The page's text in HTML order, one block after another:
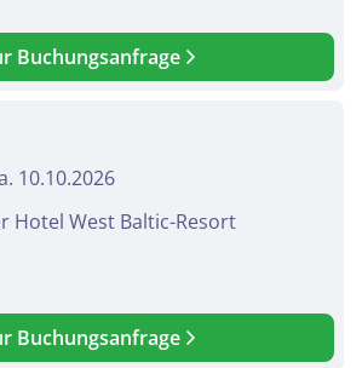
Buchungsanfrage
10.10.2026
Hotel West Baltic-Resort
Buchungsanfrage